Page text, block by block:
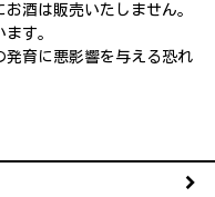
酒は販売いたしません。
す。
発育に悪影響を与える恐れ